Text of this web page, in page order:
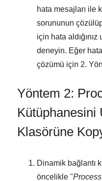
hata mesajları ile
sorununun
için hata aldığınız
deneyin. Eğer
çözümü için 2.
Yöntem 2:
Kütüphanesini
Klasörüne
Dinamik bağlantı
öncelikle "